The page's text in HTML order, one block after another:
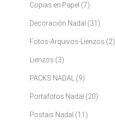
Copias en Papel (7)
Decoración Nadal (31)
Fotos-Arquivos-Lienzos (2)
Lienzos (3)
PACKS NADAL (9)
Portafotos Nadal (20)
Postais Nadal (11)